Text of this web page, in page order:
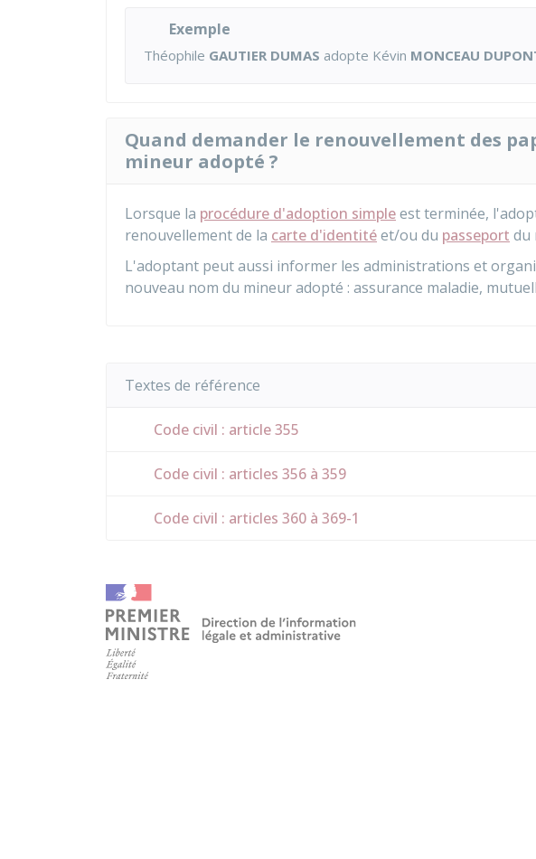
Exemple
Théophile GAUTIER DUMAS adopte Kévin MONCEAU
Quand demander le renouvellement des
mineur adopté ?
Lorsque la procédure d'adoption simpleest terminée,
renouvellement de la carte d'identitéet/ou du passeport du
L'adoptant peut aussi informer les administrations et
nouveau nom du mineur adopté : assurance maladie,
Textes de référence
Code civil : article 355
Code civil : articles 356 à 359
Code civil : articles 360 à 369-1